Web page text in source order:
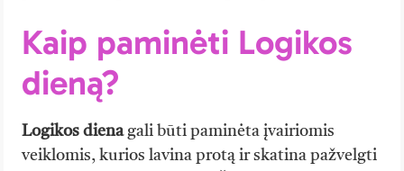
Kaip paminėti Logikos
dieną?
Logikos dienagali būti paminėta įvairiomis
veiklomis, kurios lavina protą ir skatina pažvelgti